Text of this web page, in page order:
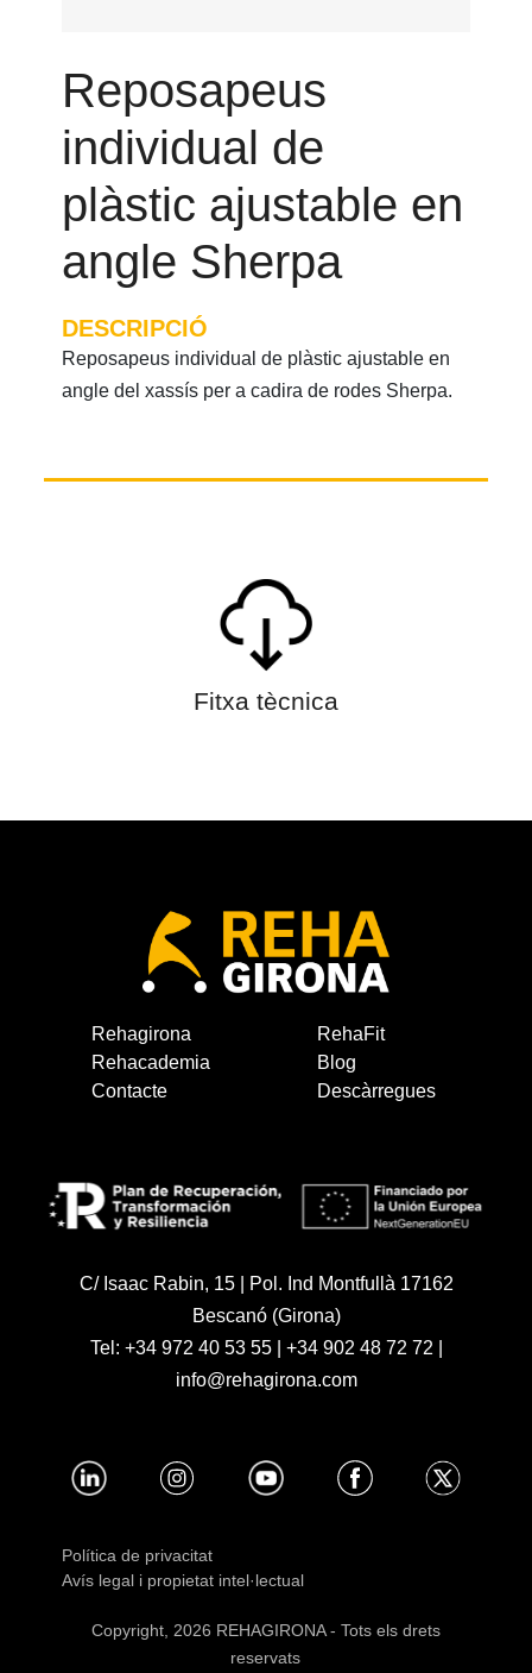
Reposapeus
individual de
plàstic ajustable en
angle Sherpa
DESCRIPCIÓ
Reposapeus individual de plàstic ajustable en
angle del xassís per a cadira de rodes Sherpa.
Fitxa tècnica
Rehagirona
RehaFit
Rehacademia
Blog
Contacte
Descàrregues
C/ Isaac Rabin, 15 | Pol. Ind Montfullà 17162
Bescanó (Girona)
Tel: +34 972 40 53 55| +34 902 48 72 72
info@rehagirona.com
Copyright, 2026 REHAGIRONA - Tots els drets
reservats
Política de privacitat
Avís legal i propietat intel·lectual